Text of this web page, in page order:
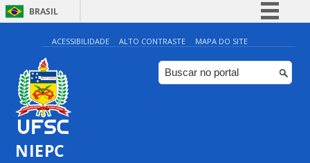
BRASIL
Simplifique!
Comunica BR
Participe
ACESSIBILIDADE ALTO CONTRASTE MAPA DO SITE
NIEPC